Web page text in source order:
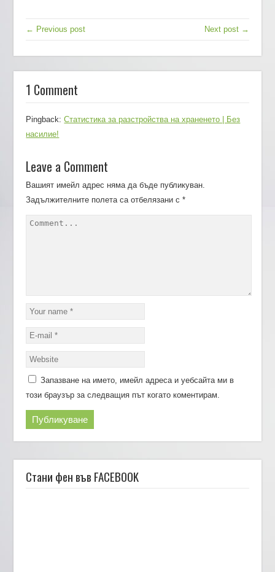
← Previous post Next post →
1 Comment
Pingback:Статистика за разстройства на храненето | Без
насилие!
Leave a Comment
Вашият имейл адрес няма да бъде публикуван.
Задължителните полета са отбелязани с*
Запазване на името, имейл адреса и уебсайта ми в
този браузър за следващия път когато коментирам.
Стани фен във FACEBOOK